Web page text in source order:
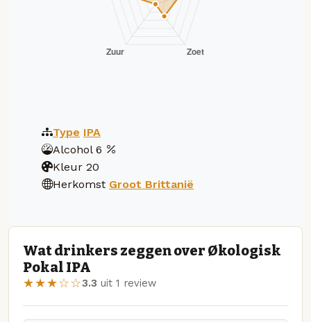
Type IPA
Alcohol 6
Kleur 20
Herkomst Groot Brittanië
Wat drinkers zeggen over Økologisk
Pokal IPA
★★★☆☆3.3 uit 1 review